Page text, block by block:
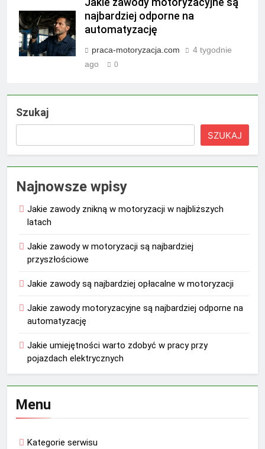
Jakie zawody motoryzacyjne są
najbardziej odporne na
automatyzację
praca-motoryzacja.com
4 tygodnie
ago
0
Szukaj
SZUKAJ
Najnowsze wpisy
Jakie zawody znikną w motoryzacji w najbliższych
latach
Jakie zawody w motoryzacji są najbardziej
przyszłościowe
Jakie zawody są najbardziej opłacalne w motoryzacji
Jakie zawody motoryzacyjne są najbardziej odporne na
automatyzację
Jakie umiejętności warto zdobyć w pracy przy
pojazdach elektrycznych
Menu
Kategorie serwisu